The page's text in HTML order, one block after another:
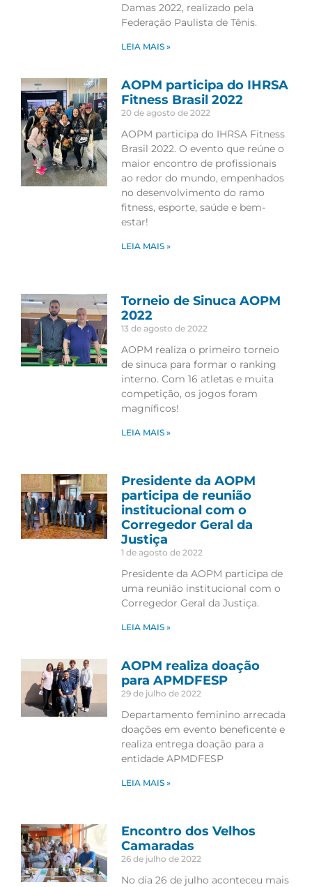
Damas 2022, realizado pela
Federação Paulista de Tênis.
LEIA MAIS »
AOPM participa do IHRSA
Fitness Brasil 2022
20 de agosto de 2022
AOPM participa do IHRSA Fitness
Brasil 2022. O evento que reúne o
maior encontro de profissionais
ao redor do mundo, empenhados
no desenvolvimento do ramo
fitness, esporte, saúde e bem-
estar!
LEIA MAIS »
Torneio de Sinuca AOPM
2022
13 de agosto de 2022
AOPM realiza o primeiro torneio
de sinuca para formar o ranking
interno. Com 16 atletas e muita
competição, os jogos foram
magníficos!
LEIA MAIS »
Presidente da AOPM
participa de reunião
institucional com o
Corregedor Geral da
Justiça
1 de agosto de 2022
Presidente da AOPM participa de
uma reunião institucional com o
Corregedor Geral da Justiça.
LEIA MAIS »
AOPM realiza doação
para APMDFESP
29 de julho de 2022
Departamento feminino arrecada
doações em evento beneficente e
realiza entrega doação para a
entidade APMDFESP
LEIA MAIS »
Encontro dos Velhos
Camaradas
26 de julho de 2022
No dia 26 de julho aconteceu mais